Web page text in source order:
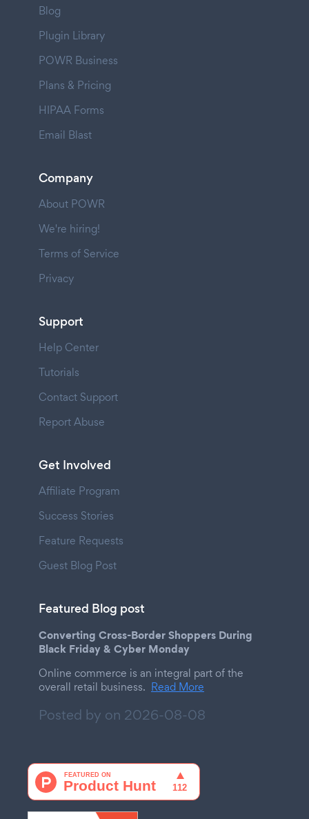
Blog
Plugin Library
POWR Business
Plans & Pricing
HIPAA Forms
Email Blast
Company
About POWR
We're hiring!
Terms of Service
Privacy
Support
Help Center
Tutorials
Contact Support
Report Abuse
Get Involved
Affiliate Program
Success Stories
Feature Requests
Guest Blog Post
Featured Blog post
Converting Cross-Border Shoppers During
Black Friday & Cyber Monday
Online commerce is an integral part of the
overall retail business. Read More
Posted by on 2026-08-08